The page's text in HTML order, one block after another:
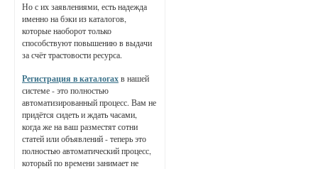
Но с их заявлениями, есть надежда
именно на бэки из каталогов,
которые наоборот только
способствуют повышению в выдачи
за счёт трастовости ресурса.
Регистрация в каталогахв нашей
системе - это полностью
автоматизированный процесс. Вам не
придётся сидеть и ждать часами,
когда же на ваш разместят сотни
статей или объявлений - теперь это
полностью автоматический процесс,
который по времени занимает не